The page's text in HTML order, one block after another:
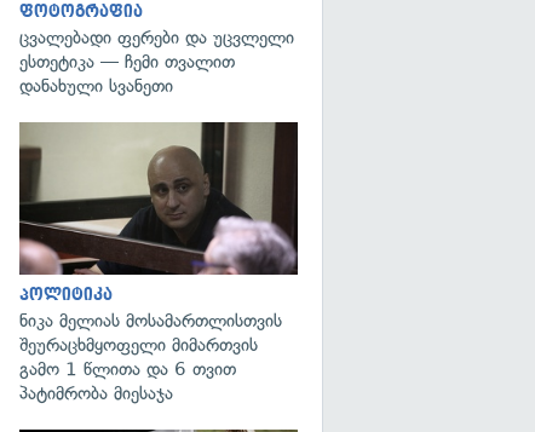
ფოტოგრაფია
ცვალებადი ფერები და უცვლელი
ესთეტიკა — ჩემი თვალით
დანახული სვანეთი
პოლიტიკა
ნიკა მელიას მოსამართლისთვის
შეურაცხმყოფელი მიმართვის
გამო 1 წლითა და 6 თვით
პატიმრობა მიესაჯა